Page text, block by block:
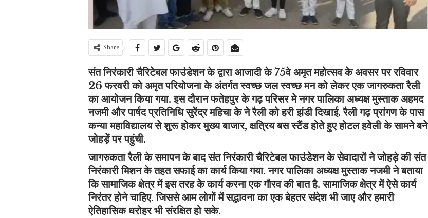
Share
संत निरंकारी चैरिटेबल फाउंडेशन के द्वारा आजादी के 75वे अमृत महोत्सव के अवसर पर रविवार
26 फरवरी को अमृत परियोजना के अंतर्गत स्वच्छ जल स्वच्छ मन को लेकर एक जागरुकता रैली
का आयोजन किया गया. इस दौरान फतेहपुर के गढ़ परिसर मे नगर पालिका अध्यक्ष मुस्ताक अहमद
नजमी और पार्षद प्रतिनिधि सुरेंद्र महिचा के ने रैली को हरी झंडी दिखाई. रैली गढ़ प्रांगण के पास
कन्या महाविद्यालय से शुरू होकर मुख्य बाजार, क्षत्रिय बस स्टैंड होते हुए होटल हवेली के सामने बने
जोहड़ें पर पहुंची.
जागरुकता रैली के समापन के बाद संत निरंकारी चैरिटेबल फाउंडेशन के सेवादारों ने जोहड़े की संत
निरंकारी मिशन के तहत सफाई का कार्य किया गया. नगर पालिका अध्यक्ष मुस्ताक नजमी ने बताया
कि सामाजिक क्षेत्र में इस तरह के कार्य करना एक गौरव की बात है. सामाजिक क्षेत्र में ऐसे कार्य
निरंतर होने चाहिए. जिससे आम लोगों में सद्भावना का एक बेहतर संदेश भी जाए और हमारी
ऐतिहासिक धरोहर भी संरक्षित हो सके.